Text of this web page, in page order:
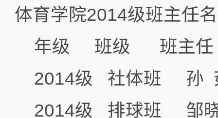
体育学院2014级班主任
年级 班级 班主任
2014级 社体班 孙
2014级 排球班 邹